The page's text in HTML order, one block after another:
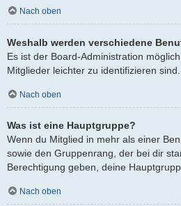
Nach oben
Weshalb werden verschiedene
Es ist der Board-Administration
Mitglieder leichter zu identifizieren sind.
Nach oben
Was ist eine Hauptgruppe?
Wenn du Mitglied in mehr als einer
sowie den Gruppenrang, der bei dir
Berechtigung geben, deine
Nach oben